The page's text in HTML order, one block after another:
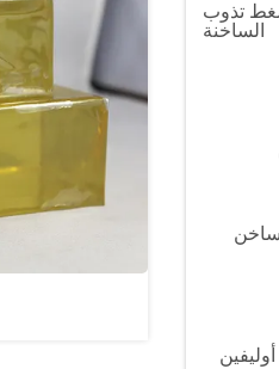
تذوب
الساخنة